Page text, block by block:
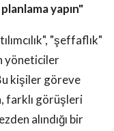
yapın"
"şeffaflık"
yöneticiler
kişiler göreve
farklı görüşleri
alındığı bir